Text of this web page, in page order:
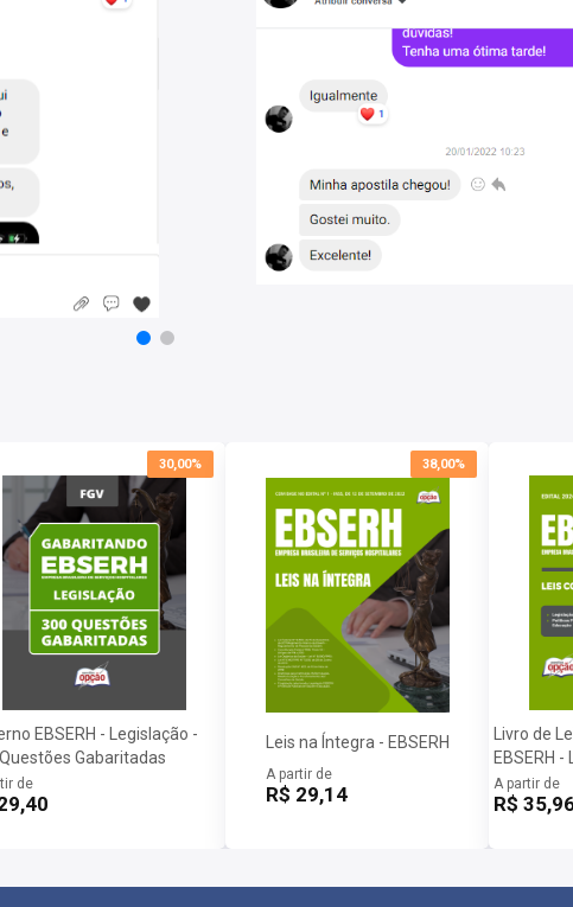
30,00%
EBSERH - Legislação -
Gabaritadas
de
38,00%
Leis na Íntegra - EBSERH
A partir de
R$ 29,14
Livro de
EBSERH
A partir de
R$